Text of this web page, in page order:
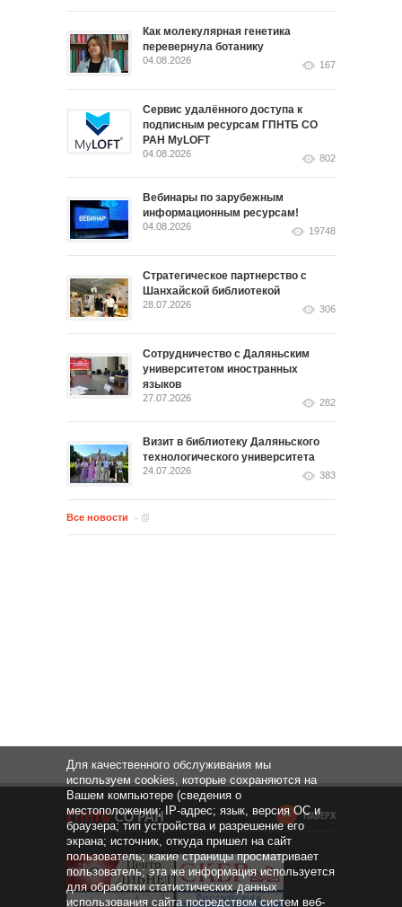
Как молекулярная генетика
перевернула ботанику
04.08.2026 167
Сервис удалённого доступа к
подписным ресурсам ГПНТБ СО
РАН MyLOFT
04.08.2026 802
Вебинары по зарубежным
информационным ресурсам!
04.08.2026 19748
Стратегическое партнерство с
Шанхайской библиотекой
28.07.2026 306
Сотрудничество с Даляньским
университетом иностранных
языков
27.07.2026 282
Визит в библиотеку Даляньского
технологического университета
24.07.2026 383
Все новости
НАВЕРХ
Для качественного обслуживания мы
используем cookies, которые сохраняются на
Вашем компьютере (сведения о
местоположении; IP-адрес; язык, версия ОС и
браузера; тип устройства и разрешение его
экрана; источник, откуда пришел на сайт
пользователь; какие страницы просматривает
пользователь; эта же информация используется
для обработки статистических данных
использования сайта посредством систем веб-